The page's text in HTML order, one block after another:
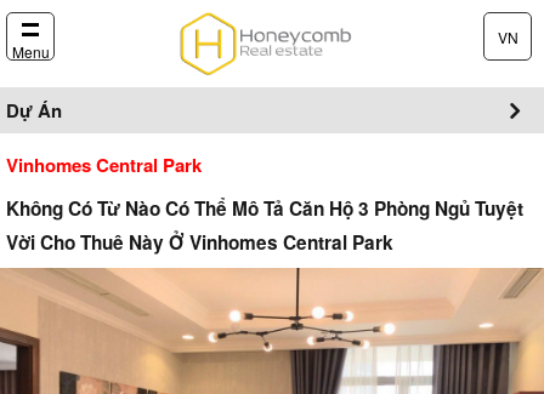
Menu
VN
Dự Án
Vinhomes Central Park
Không Có Từ Nào Có Thể Mô Tả Căn Hộ 3 Phòng Ngủ Tuyệt
Vời Cho Thuê Này Ở Vinhomes Central Park